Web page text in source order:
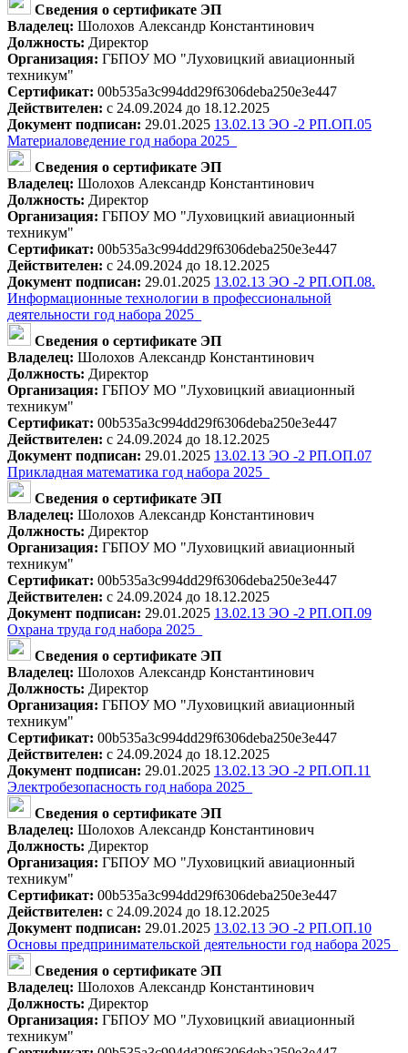
Сведения о сертификате ЭП
Владелец: Шолохов Александр Константинович
Должность: Директор
Организация: ГБПОУ МО "Луховицкий авиационный
техникум"
Сертификат: 00b535a3c994dd29f6306deba250e3e447
Действителен: с 24.09.2024 до 18.12.2025
Документ подписан: 29.01.2025 13.02.13 ЭО -2 РП.ОП.05
Материаловедение год набора 2025_
Сведения о сертификате ЭП
Владелец: Шолохов Александр Константинович
Должность: Директор
Организация: ГБПОУ МО "Луховицкий авиационный
техникум"
Сертификат: 00b535a3c994dd29f6306deba250e3e447
Действителен: с 24.09.2024 до 18.12.2025
Документ подписан: 29.01.2025 13.02.13 ЭО -2 РП.ОП.08.
Информационные технологии в профессиональной
деятельности год набора 2025_
Сведения о сертификате ЭП
Владелец: Шолохов Александр Константинович
Должность: Директор
Организация: ГБПОУ МО "Луховицкий авиационный
техникум"
Сертификат: 00b535a3c994dd29f6306deba250e3e447
Действителен: с 24.09.2024 до 18.12.2025
Документ подписан: 29.01.2025 13.02.13 ЭО -2 РП.ОП.07
Прикладная математика год набора 2025_
Сведения о сертификате ЭП
Владелец: Шолохов Александр Константинович
Должность: Директор
Организация: ГБПОУ МО "Луховицкий авиационный
техникум"
Сертификат: 00b535a3c994dd29f6306deba250e3e447
Действителен: с 24.09.2024 до 18.12.2025
Документ подписан: 29.01.2025 13.02.13 ЭО -2 РП.ОП.09
Охрана труда год набора 2025_
Сведения о сертификате ЭП
Владелец: Шолохов Александр Константинович
Должность: Директор
Организация: ГБПОУ МО "Луховицкий авиационный
техникум"
Сертификат: 00b535a3c994dd29f6306deba250e3e447
Действителен: с 24.09.2024 до 18.12.2025
Документ подписан: 29.01.2025 13.02.13 ЭО -2 РП.ОП.11
Электробезопасность год набора 2025_
Сведения о сертификате ЭП
Владелец: Шолохов Александр Константинович
Должность: Директор
Организация: ГБПОУ МО "Луховицкий авиационный
техникум"
Сертификат: 00b535a3c994dd29f6306deba250e3e447
Действителен: с 24.09.2024 до 18.12.2025
Документ подписан: 29.01.2025 13.02.13 ЭО -2 РП.ОП.10
Основы предпринимательской деятельности год набора 2025_
Сведения о сертификате ЭП
Владелец: Шолохов Александр Константинович
Должность: Директор
Организация: ГБПОУ МО "Луховицкий авиационный
техникум"